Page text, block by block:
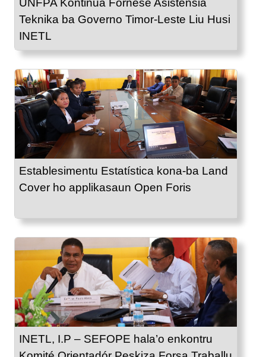
UNFPA Kontinua Fornese Asistensia
Teknika ba Governo Timor-Leste Liu Husi
INETL
Establesimentu Estatística kona-ba Land
Cover ho applikasaun Open Foris
INETL, I.P – SEFOPE hala’o enkontru